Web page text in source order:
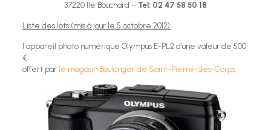
37220 Ile Bouchard –Tel: 02 47 58 50 18
Liste des lots (mis à jour le 5 octobre 2012):
1 appareil photo numérique Olympus E-PL2 d’une valeur de 500
€
offert par le magasin Boulanger de Saint-Pierre-des-Corps